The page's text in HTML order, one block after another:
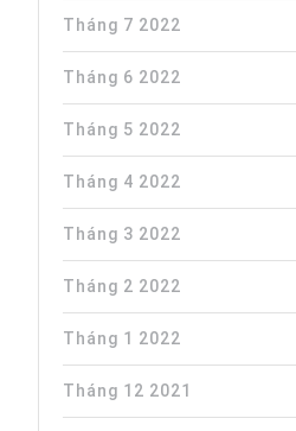
Tháng 7 2022
Tháng 6 2022
Tháng 5 2022
Tháng 4 2022
Tháng 3 2022
Tháng 2 2022
Tháng 1 2022
Tháng 12 2021